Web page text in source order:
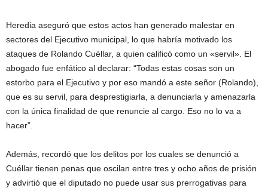
Heredia aseguró que estos actos han generado malestar en
sectores del Ejecutivo municipal, lo que habría motivado los
ataques de Rolando Cuéllar, a quien calificó como un «servil». El
abogado fue enfático al declarar: “Todas estas cosas son un
estorbo para el Ejecutivo y por eso mandó a este señor (Rolando),
que es su servil, para desprestigiarla, a denunciarla y amenazarla
con la única finalidad de que renuncie al cargo. Eso no lo va a
hacer”.
Además, recordó que los delitos por los cuales se denunció a
Cuéllar tienen penas que oscilan entre tres y ocho años de prisión
y advirtió que el diputado no puede usar sus prerrogativas para